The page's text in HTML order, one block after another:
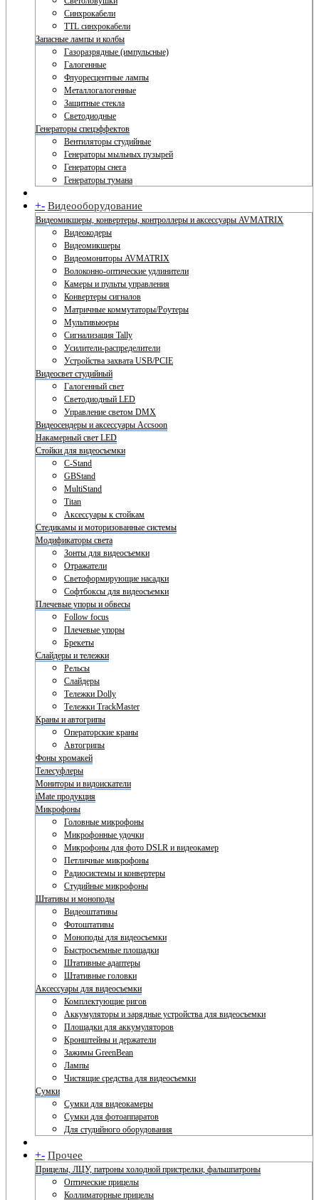
Синхрокабели
TTL синхрокабели
Запасные лампы и колбы
Газоразрядные (импульсные)
Галогенные
Флуоресцентные лампы
Металлогалогенные
Защитные стекла
Светодиодные
Генераторы спецэффектов
Вентиляторы студийные
Генераторы мыльных пузырей
Генераторы снега
Генераторы тумана
+- Видеооборудование
Видеомикшеры, конвертеры, контроллеры и аксессуары AVMATRIX
Видеокодеры
Видеомикшеры
Видеомониторы AVMATRIX
Волоконно-оптические удлинители
Камеры и пульты управления
Конвертеры сигналов
Матричные коммутаторы/Роутеры
Мультивьюеры
Сигнализация Tally
Усилители-распределители
Устройства захвата USB/PCIE
Видеосвет студийный
Галогенный свет
Светодиодный LED
Управление светом DMX
Видеосендеры и аксессуары Accsoon
Накамерный свет LED
Стойки для видеосъемки
C-Stand
GBStand
MultiStand
Titan
Аксессуары к стойкам
Стедикамы и моторизованные системы
Модификаторы света
Зонты для видеосъемки
Отражатели
Светоформирующие насадки
Софтбоксы для видеосъемки
Плечевые упоры и обвесы
Follow focus
Плечевые упоры
Брекеты
Слайдеры и тележки
Рельсы
Слайдеры
Тележки Dolly
Тележки TrackMaster
Краны и автогрипы
Операторские краны
Автогрипы
Фоны хромакей
Телесуфлеры
Мониторы и видоискатели
iMate продукция
Микрофоны
Головные микрофоны
Микрофонные удочки
Микрофоны для фото DSLR и видеокамер
Петличные микрофоны
Радиосистемы и конвертеры
Студийные микрофоны
Штативы и моноподы
Видеоштативы
Фотоштативы
Моноподы для видеосъемки
Быстросъемные площадки
Штативные адаптеры
Штативные головки
Аксессуары для видеосъемки
Комплектующие ригов
Аккумуляторы и зарядные устройства для видеосъемки
Площадки для аккумуляторов
Кронштейны и держатели
Зажимы GreenBean
Лампы
Чистящие средства для видеосъемки
Сумки
Сумки для видеокамеры
Сумки для фотоаппаратов
Для студийного оборудования
+- Прочее
Прицелы, ЛЦУ, патроны холодной пристрелки, фальшпатроны
Оптические прицелы
Коллиматорные прицелы